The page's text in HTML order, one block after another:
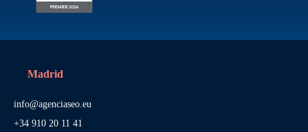
Madrid
info@agenciaseo.eu
+34 910 20 11 41